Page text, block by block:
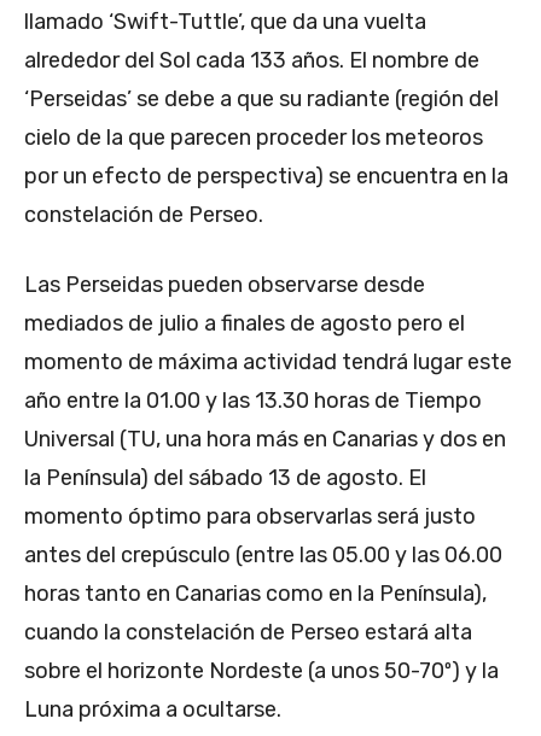
llamado ‘Swift-Tuttle’, que da una vuelta
alrededor del Sol cada 133 años. El nombre de
‘Perseidas’ se debe a que su radiante (región del
cielo de la que parecen proceder los meteoros
por un efecto de perspectiva) se encuentra en la
constelación de Perseo.
Las Perseidas pueden observarse desde
mediados de julio a finales de agosto pero el
momento de máxima actividad tendrá lugar este
año entre la 01.00 y las 13.30 horas de Tiempo
Universal (TU, una hora más en Canarias y dos en
la Península) del sábado 13 de agosto. El
momento óptimo para observarlas será justo
antes del crepúsculo (entre las 05.00 y las 06.00
horas tanto en Canarias como en la Península),
cuando la constelación de Perseo estará alta
sobre el horizonte Nordeste (a unos 50-70º) y la
Luna próxima a ocultarse.